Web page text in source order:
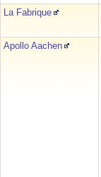
La Fabrique
Apollo Aachen